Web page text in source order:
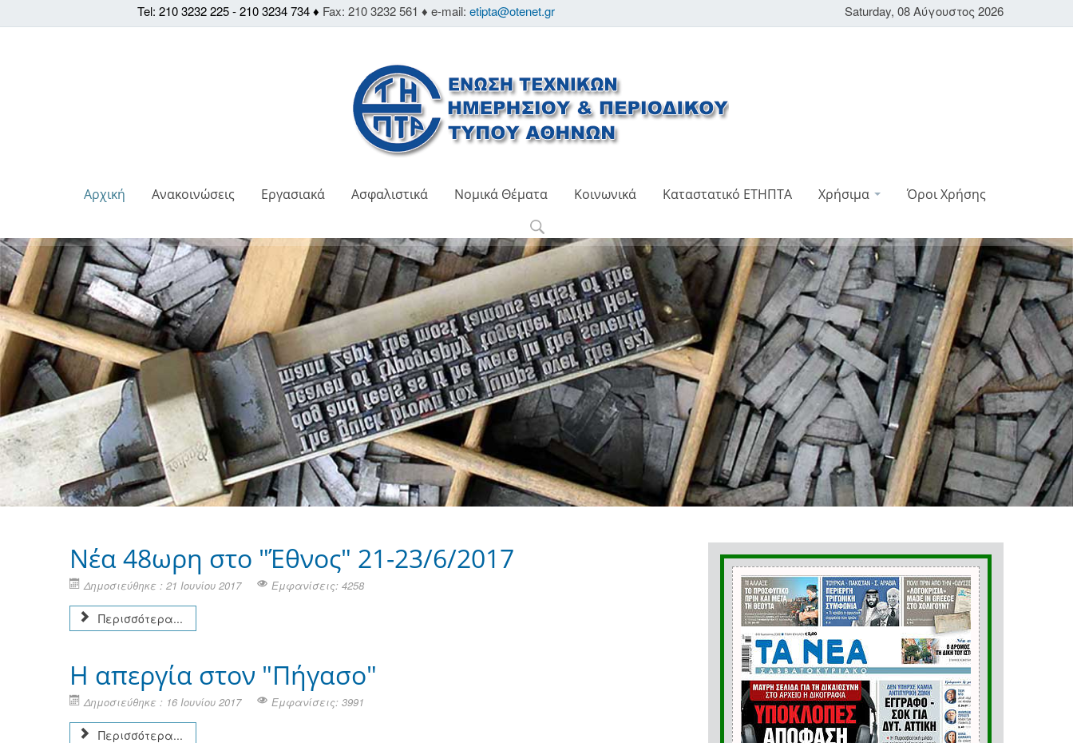
Saturday, 08 Αύγουστος 2026
Tel: 210 3232 225 - 210 3234 734 ♦ Fax: 210 3232 561 ♦ e-mail: etipta@otenet.gr
Αρχική Ανακοινώσεις Εργασιακά Ασφαλιστικά Νομικά Θέματα Κοινωνικά Καταστατικό ΕΤΗΠΤΑ Χρήσιμα Όροι Χρήσης
Νέα 48ωρη στο "Έθνος" 21-23/6/2017
Δημοσιεύθηκε : 21 Ιουνίου 2017 Εμφανίσεις: 4258
Περισσότερα...
Η απεργία στον "Πήγασο"
Δημοσιεύθηκε : 16 Ιουνίου 2017 Εμφανίσεις: 3991
Περισσότερα...